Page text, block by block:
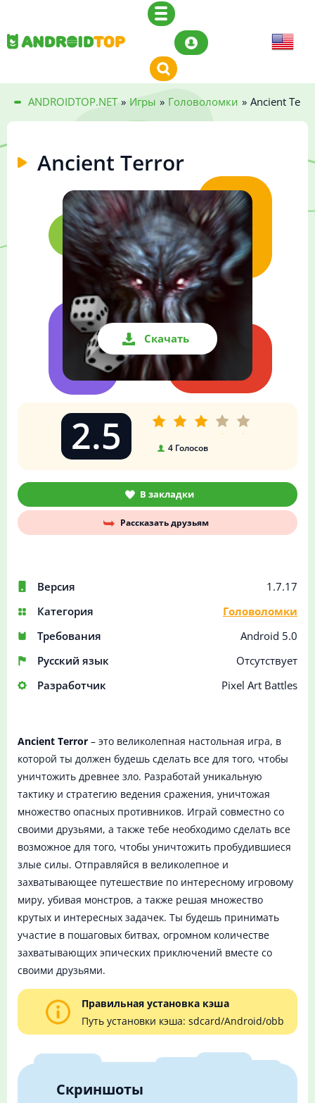
ANDROIDTOP.NET » Игры » Головоломки » Ancient
Ancient Terror
Скачать
Версия
1.7.17
Категория
Головоломки
Требования
Android 5.0
Русский язык
Отсутствует
Разработчик
Pixel Art Battles
2.5 4Голосов
В закладки
Рассказать друзьям
Ancient Terror – это великолепная настольная игра, в
которой ты должен будешь сделать все для того, чтобы
уничтожить древнее зло. Разработай уникальную
тактику и стратегию ведения сражения, уничтожая
множество опасных противников. Играй совместно со
своими друзьями, а также тебе необходимо сделать все
возможное для того, чтобы уничтожить пробудившиеся
злые силы. Отправляйся в великолепное и
захватывающее путешествие по интересному игровому
миру, убивая монстров, а также решая множество
крутых и интересных задачек. Ты будешь принимать
участие в пошаговых битвах, огромном количестве
захватывающих эпических приключений вместе со
своими друзьями.
Правильная установка кэша
Путь установки кэша: sdcard/Android/obb
Скриншоты